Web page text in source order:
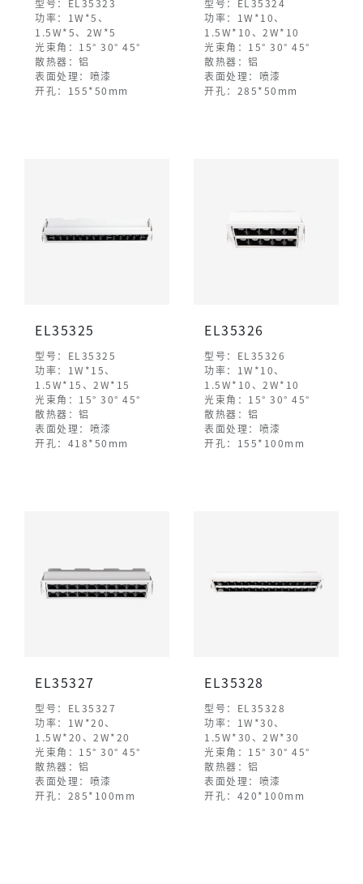
型号：EL35323
功率：1W*5、
1.5W*5、2W*5
光束角：15° 30° 45°
散热器：铝
表面处理：喷漆
开孔：155*50mm
型号：EL35324
功率：1W*10、
1.5W*10、2W*10
光束角：15° 30° 45°
散热器：铝
表面处理：喷漆
开孔：285*50mm
EL35325
型号：EL35325
功率：1W*15、
1.5W*15、2W*15
光束角：15° 30° 45°
散热器：铝
表面处理：喷漆
开孔：418*50mm
EL35326
型号：EL35326
功率：1W*10、
1.5W*10、2W*10
光束角：15° 30° 45°
散热器：铝
表面处理：喷漆
开孔：155*100mm
EL35327
型号：EL35327
功率：1W*20、
1.5W*20、2W*20
光束角：15° 30° 45°
散热器：铝
表面处理：喷漆
开孔：285*100mm
EL35328
型号：EL35328
功率：1W*30、
1.5W*30、2W*30
光束角：15° 30° 45°
散热器：铝
表面处理：喷漆
开孔：420*100mm